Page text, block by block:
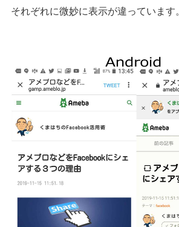
それぞれに微妙に表示が違っています。